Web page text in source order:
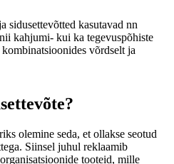
sidusettevõtted kasutavad nn
kahjumi- kui ka tegevuspõhiste
võrdselt ja
olemine seda, et ollakse seotud
Siinsel juhul reklaamib
tooteid, mille